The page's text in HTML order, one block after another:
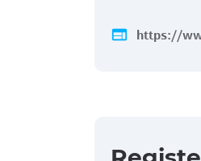
web https://